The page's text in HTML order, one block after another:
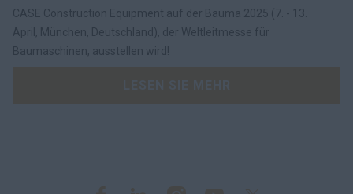
CASE Construction Equipment auf der Bauma 2025 (7. - 13.
April, München, Deutschland), der Weltleitmesse für
Baumaschinen, ausstellen wird!